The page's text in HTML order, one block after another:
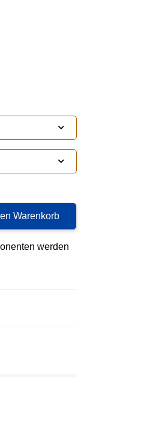
Warenkorb
werden